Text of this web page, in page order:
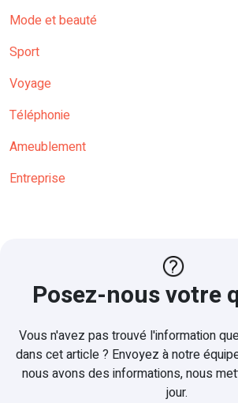
Mode et beauté
Sport
Voyage
Téléphonie
Ameublement
Entreprise
Posez-nous votre
Vous n'avez pas trouvé l'information
dans cet article ? Envoyez à notre
nous avons des informations, nous
jour.